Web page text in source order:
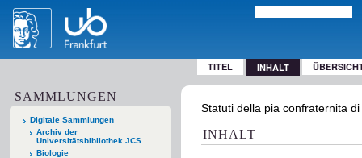
TITEL INHALT
SAMMLUNGEN
Digitale Sammlungen
Archiv der
Universitätsbibliothek JCS
Biologie
Statuti della pia confraternita
INHALT